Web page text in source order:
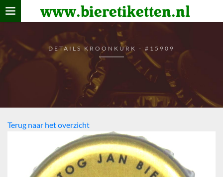
www.bieretiketten.nl
Home
De bierkaart
DETAILS KROONKURK - #15909
Terug naar het overzicht